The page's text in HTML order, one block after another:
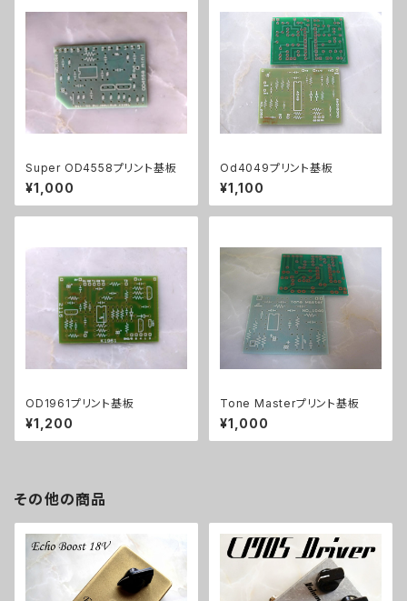
Super OD4558プリント基板
¥1,000
Od4049プリント基板
¥1,100
OD1961プリント基板
¥1,200
Tone Masterプリント基板
¥1,000
その他の商品